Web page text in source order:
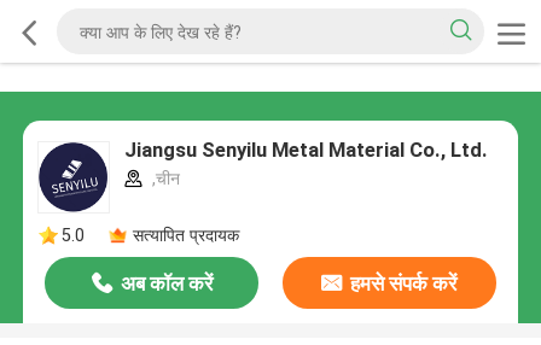
Jiangsu Senyilu Metal Material Co., Ltd.
,चीन
5.0 सत्यापित प्रदायक
अब कॉल करें हमसे संपर्क करें